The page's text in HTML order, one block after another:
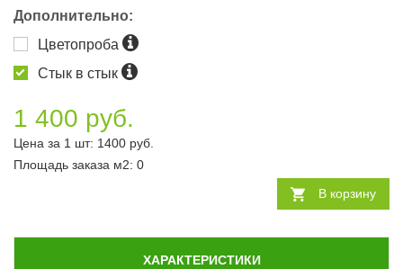
Дополнительно:
Цветопроба
Стык в стык
1 400 руб.
Цена за 1 шт: 1400 руб.
Площадь заказа м2: 0
В корзину
ХАРАКТЕРИСТИКИ